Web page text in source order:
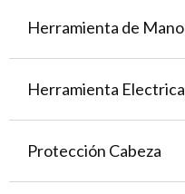
Herramienta de Mano
Herramienta Electrica
Protección Cabeza